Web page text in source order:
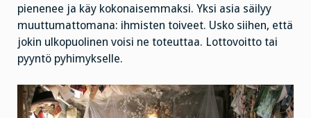
pienenee ja käy kokonaisemmaksi. Yksi asia säilyy
muuttumattomana: ihmisten toiveet. Usko siihen, että
jokin ulkopuolinen voisi ne toteuttaa. Lottovoitto tai
pyyntö pyhimykselle.